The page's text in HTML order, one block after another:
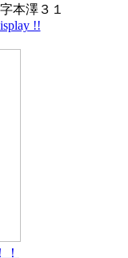
本澤３１